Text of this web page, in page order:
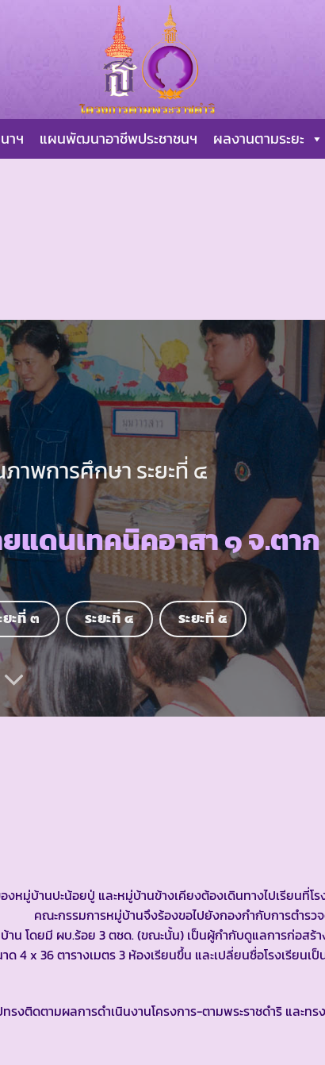
าฯ แผนพัฒนาอาชีพประชาชนฯ ผลงานตามระยะ
าพการศึกษา ระยะที่ ๔
ยแดนเทคนิคอาสา ๑ จ.ตาก
ยะที่ ๓ ระยะที่ ๔ ระยะที่ ๕
มู่บ้านปะน้อยปู่ และหมู่บ้านข้างเคียงต้องเดินทางไปเรียนที่โร
ก คณะกรรมการหมู่บ้านจึงร้องขอไปยังกองกำกับการตำรวจ
าน โดยมี ผบ.ร้อย 3 ตชด. (ขณะนั้น) เป็นผู้กำกับดูแลการก่อสร้
x 36 ตารางเมตร 3 ห้องเรียนขึ้น และเปลี่ยนชื่อโรงเรียนเป็น
งติดตามผลการดำเนินงานโครงการ-ตามพระราชดำริ และทร